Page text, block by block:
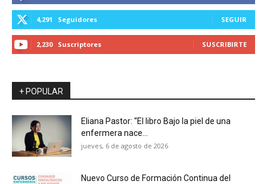
4,291 Seguidores SEGUIR
2,230 Suscriptores SUSCRIBIRTE
+ POPULAR
Eliana Pastor: “El libro Bajo la piel de una
enfermera nace...
jueves, 6 de agosto de 2026
Nuevo Curso de Formación Continua del